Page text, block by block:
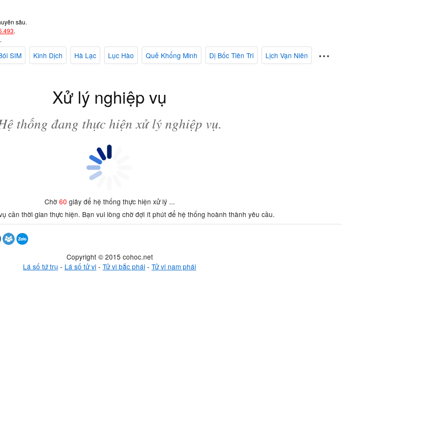
sâu.
.
.
SIM Kinh Dịch Hà Lạc Lục Hào Quẻ Khổng Minh Dị Bốc Tiên Tri Lịch Vạn Niên
Xử lý nghiệp vụ
thống đang thực hiện xử lý nghiệp vụ.
Chờ 60 giây để hệ thống thực hiện xử lý ...
cần thời gian thực hiện. Bạn vui lòng chờ đợi ít phút để hệ thống hoành thành yêu cầu.
Copyright © 2015 cohoc.net
Lá số tứ trụ - Lá số tử vi - Tử vi bắc phái - Tử vi nam phái